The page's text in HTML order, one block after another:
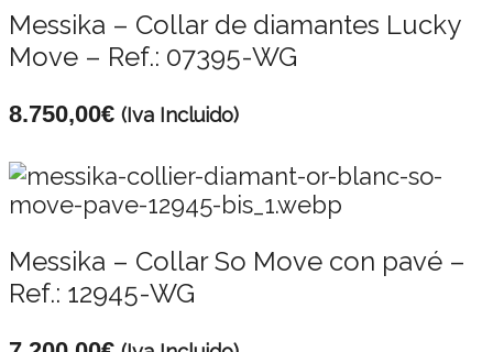
Messika – Collar de diamantes Lucky
Move – Ref.: 07395-WG
8.750,00€ (Iva Incluido)
Messika – Collar So Move con pavé –
Ref.: 12945-WG